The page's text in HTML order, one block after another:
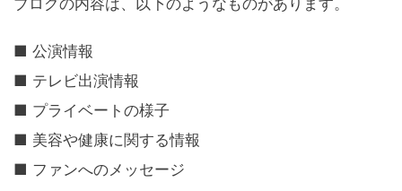
ブログの内容は、以下のようなものがあります。
■ 公演情報
■ テレビ出演情報
■ プライベートの様子
■ 美容や健康に関する情報
■ ファンへのメッセージ